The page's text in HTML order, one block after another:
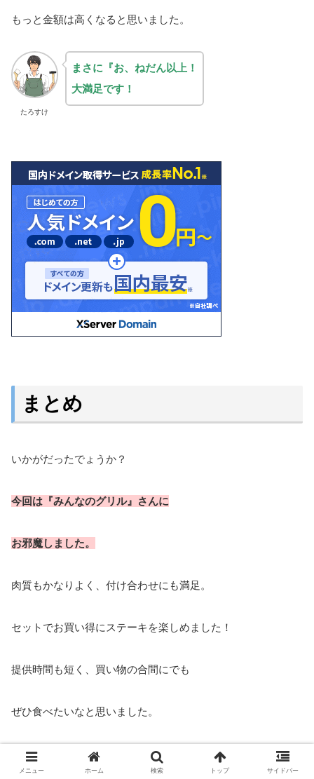
もっと金額は高くなると思いました。
たろすけ
まさに『お、ねだん以上！
大満足です！
まとめ
いかがだったでょうか？
今回は『みんなのグリル』さんに
お邪魔しました。
肉質もかなりよく、付け合わせにも満足。
セットでお買い得にステーキを楽しめました！
提供時間も短く、買い物の合間にでも
ぜひ食べたいなと思いました。
ご家族でもお一人でもオススメ！
メニュー ホーム 検索 トップ サイドバー